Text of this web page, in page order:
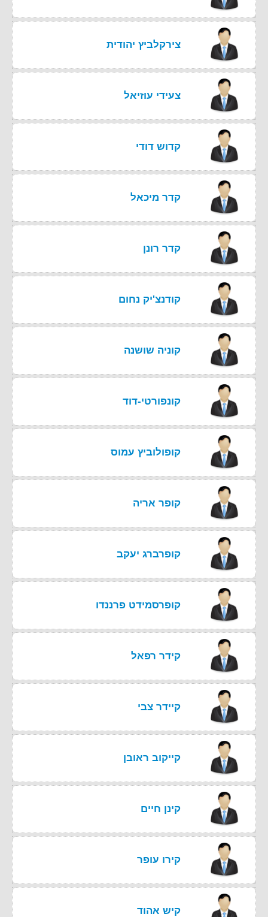
צירקלביץ יהודית
צעידי עוזיאל
קדוש דודי
קדר מיכאל
קדר רונן
קודנצ'יק נחום
קוניה שושנה
קונפורטי-דוד
קופולוביץ עמוס
קופר אריה
קופרברג יעקב
קופרסמידט פרננדו
קידר רפאל
קיידר צבי
קייקוב ראובן
קינן חיים
קירו עופר
קיש אהוד